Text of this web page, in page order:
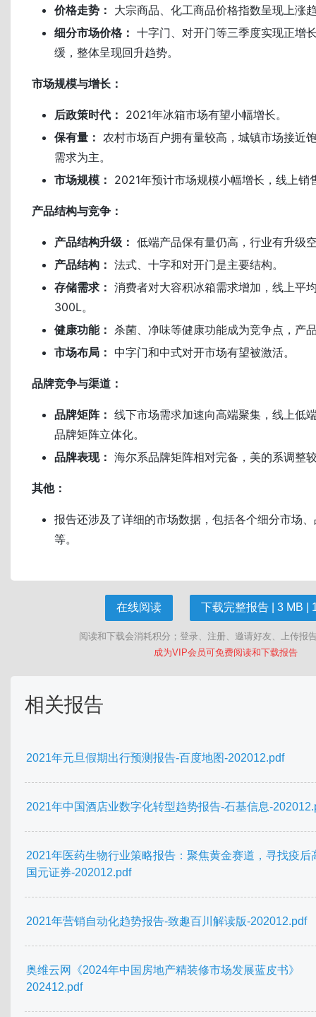
价格走势： 大宗商品、化工商品价格指数呈现上涨
细分市场价格： 十字门、对开门等三季度实现正增
缓，整体呈现回升趋势。
市场规模与增长：
后政策时代： 2021年冰箱市场有望小幅增长。
保有量： 农村市场百户拥有量较高，城镇市场接近
需求为主。
市场规模： 2021年预计市场规模小幅增长，线上销
产品结构与竞争：
产品结构升级： 低端产品保有量仍高，行业有升级
产品结构： 法式、十字和对开门是主要结构。
存储需求： 消费者对大容积冰箱需求增加，线上平
300L。
健康功能： 杀菌、净味等健康功能成为竞争点，产
市场布局： 中字门和中式对开市场有望被激活。
品牌竞争与渠道：
品牌矩阵： 线下市场需求加速向高端聚集，线上低
品牌矩阵立体化。
品牌表现： 海尔系品牌矩阵相对完备，美的系调整
其他：
报告还涉及了详细的市场数据，包括各个细分市场
等。
在线阅读 下载完整报告 | 3 MB |
阅读和下载会消耗积分；登录、注册、邀请好友、上传报
成为VIP会员可免费阅读和下载报告
相关报告
2021年元旦假期出行预测报告-百度地图-202012.pdf
2021年中国酒店业数字化转型趋势报告-石基信息-
2021年医药生物行业策略报告：聚焦黄金赛道，寻找疫后
国元证券-202012.pdf
2021年营销自动化趋势报告-致趣百川解读版-202012.pdf
奥维云网《2024年中国房地产精装修市场发展蓝皮书》
202412.pdf